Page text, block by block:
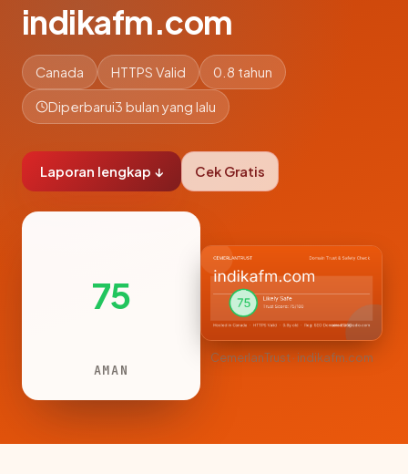
indikafm.com
Canada HTTPS Valid 0.8 tahun
Diperbarui3 bulan yang lalu
Laporan lengkap ↓ Cek Gratis
75
AMAN
CemerlanTrust · indikafm.com